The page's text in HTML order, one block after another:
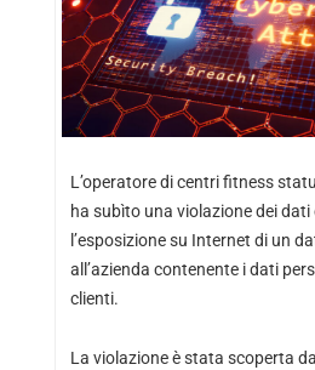
L’operatore di centri fitness
ha subìto una violazione dei
l’esposizione su Internet di un
all’azienda contenente i dati
clienti.
La violazione è stata scoperta